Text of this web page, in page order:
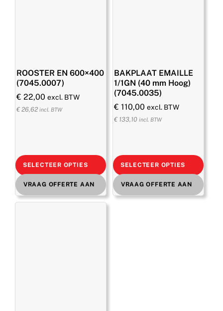
ROOSTER EN 600×400
(7045.0007)
€ 22,00 excl. BTW
€26,62 incl. BTW
SELECTEER OPTIES
VRAAG OFFERTE AAN
BAKPLAAT EMAILLE
1/1GN (40 mm Hoog)
(7045.0035)
€ 110,00 excl. BTW
€133,10 incl. BTW
SELECTEER OPTIES
VRAAG OFFERTE AAN